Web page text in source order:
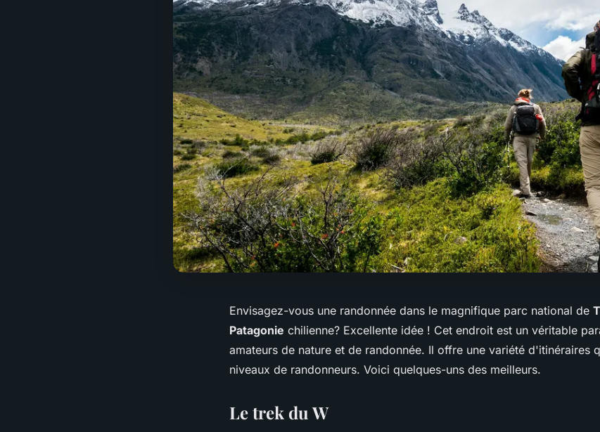
Envisagez-vous une randonnée dans le magnifique parc national de
Patagonie chilienne? Excellente idée ! Cet endroit est un véritable
amateurs de nature et de randonnée. Il offre une variété d'itinéraires
niveaux de randonneurs. Voici quelques-uns des meilleurs.
Le trek du W